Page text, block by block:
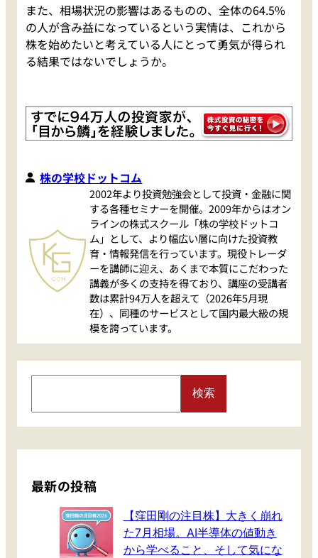
また、相場状況の影響はあるものの、全体の64.5%
の人が含み益になっているという実情は、これから
株を始めたいと考えている人にとって勇気が得られ
る結果ではないでしょうか。
株の学校ドットコム
2002年より投資勉強会として投資・金融に関
する各種セミナーを開催。2009年からはオン
ラインの株式スクール「株の学校ドットコ
ム」として、より幅広い層に向けた投資教
育・情報発信を行っています。現役トレーダ
ーを講師に迎え、あくまで本質にこだわった
講義が多くの支持を得ており、講座の受講者
数は累計94万人を超えて（2026年5月現
在）、同種のサービスとして国内最大級の規
模を誇っています。
a
c
検索
最新の投稿
【窪田剛の注目株】大きく崩れ
た7月相場。AI半導体の値動き
から学べること、そして気にな